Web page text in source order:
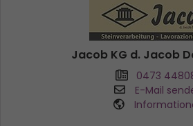
Jacob KG d. Jacob
0473
E-Mail